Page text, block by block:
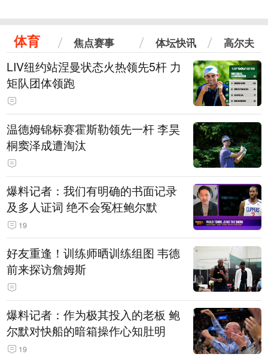
体育 焦点赛事 体坛快讯 高尔夫
LIV纽约站涅曼状态火热领先5杆 力
矩队团体领跑
温德姆锦标赛霍斯勒领先一杆 李昊
桐窦泽成遭淘汰
爆料记者：我们有明确的书面记录
及多人证词 绝不会冤枉鲍尔默
19
好友重逢！训练师晒训练组图 韦德
前来探访詹姆斯
爆料记者：作为极其投入的老板 鲍
尔默对快船的暗箱操作心知肚明
19